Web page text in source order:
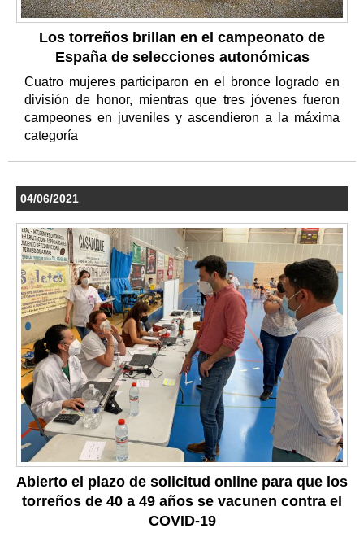
Los torreños brillan en el campeonato de
España de selecciones autonómicas
Cuatro mujeres participaron en el bronce logrado en
división de honor, mientras que tres jóvenes fueron
campeones en juveniles y ascendieron a la máxima
categoría
04/06/2021
Abierto el plazo de solicitud online para que los
torreños de 40 a 49 años se vacunen contra el
COVID-19